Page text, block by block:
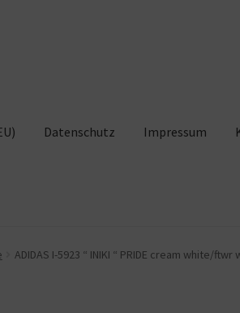
Datenschutz Impressum
Datenschutz Impressum Kasse Mein Konto
ADIDAS I-5923 “ INIKI “ PRIDE cream white/